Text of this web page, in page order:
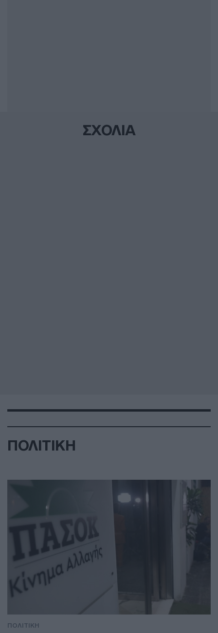
ΣΧΟΛΙΑ
ΠΟΛΙΤΙΚΗ
ΠΟΛΙΤΙΚΗ